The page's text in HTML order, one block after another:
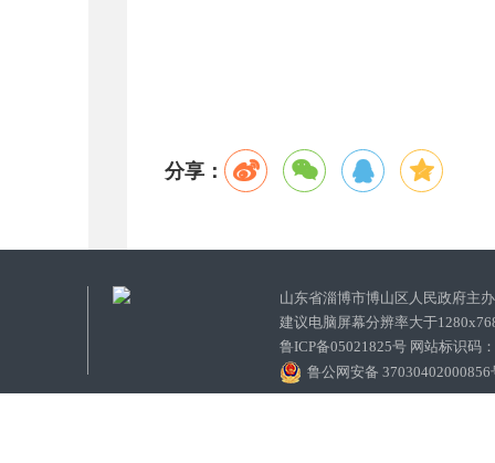
分享：
山东省淄博市博山区人民政府
建议电脑屏幕分辨率大于
鲁ICP备05021825号 网站标识码
鲁公网安备 37030402000856